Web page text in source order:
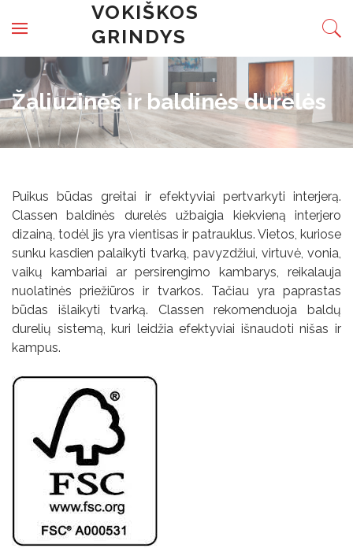
VOKIŠKOS
GRINDYS
Žaliuzinės ir baldinės durelės
Puikus būdas greitai ir efektyviai pertvarkyti interjerą.
Classen baldinės durelės užbaigia kiekvieną interjero
dizainą, todėl jis yra vientisas ir patrauklus. Vietos, kuriose
sunku kasdien palaikyti tvarką, pavyzdžiui, virtuvė, vonia,
vaikų kambariai ar persirengimo kambarys, reikalauja
nuolatinės priežiūros ir tvarkos. Tačiau yra paprastas
būdas išlaikyti tvarką. Classen rekomenduoja baldų
durelių sistemą, kuri leidžia efektyviai išnaudoti nišas ir
kampus.